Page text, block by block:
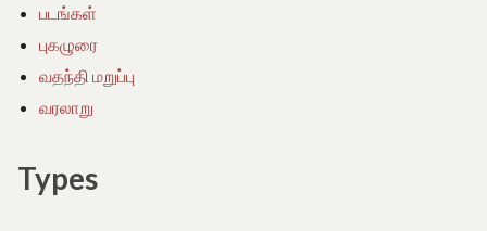
படங்கள்
புகழுரை
வதந்தி மறுப்பு
வரலாறு
Types